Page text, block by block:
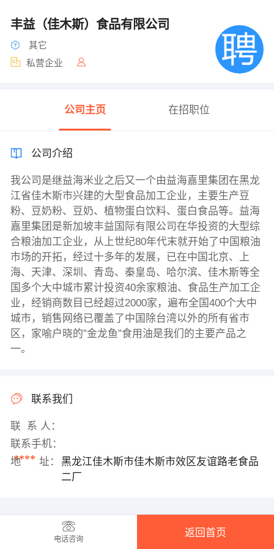
丰益（佳木斯）食品有限公司
其它
私营企业
公司主页 在招职位
公司介绍
我公司是继益海米业之后又一个由益海嘉里集团在黑龙
江省佳木斯市兴建的大型食品加工企业，主要生产豆
粉、豆奶粉、豆奶、植物蛋白饮料、蛋白食品等。益海
嘉里集团是新加坡丰益国际有限公司在华投资的大型综
合粮油加工企业，从上世纪80年代末就开始了中国粮油
市场的开拓，经过十多年的发展，已在中国北京、上
海、天津、深圳、青岛、秦皇岛、哈尔滨、佳木斯等全
国多个大中城市累计投资40余家粮油、食品生产加工企
业，经销商数目已经超过2000家，遍布全国400个大中
城市，销售网络已覆盖了中国除台湾以外的所有省市
区，家喻户晓的”金龙鱼”食用油是我们的主要产品之
一。
联系我们
联 系 人：
联系手机：
****
地 址：
黑龙江佳木斯市佳木斯市效区友谊路老食品
二厂
电话咨询
返回首页